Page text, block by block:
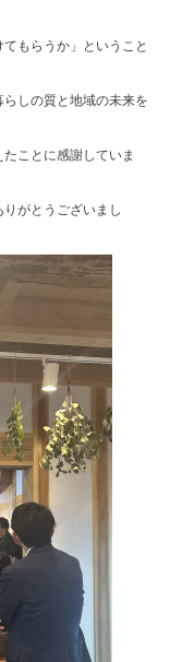
もらうか」ということ
しの質と地域の未来を
ことに感謝していま
がとうございまし